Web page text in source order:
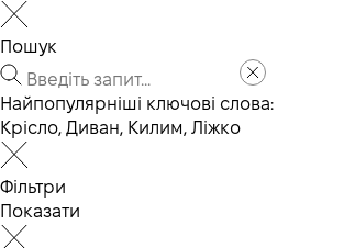
Пошук
Найпопулярніші ключові слова:
Крісло, Диван, Килим, Ліжко
Фільтри
Показати